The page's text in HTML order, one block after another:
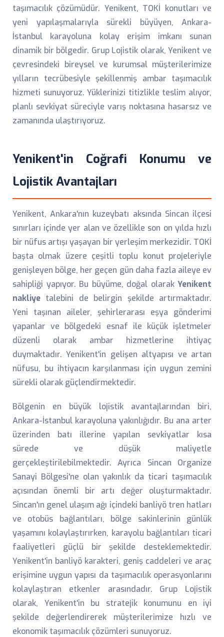
taşımacılık çözümüdür. Yenikent, TOKİ konutları ve
yeni yapılaşmalarıyla sürekli büyüyen, Ankara-
İstanbul karayoluna kolay erişim imkanı sunan
dinamik bir bölgedir. Grup Lojistik olarak, Yenikent ve
çevresindeki bireysel ve kurumsal müşterilerimize
yılların tecrübesiyle şekillenmiş ambar taşımacılık
hizmeti sunuyoruz. Yüklerinizi titizlikle teslim alıyor,
planlı sevkiyat süreciyle varış noktasına hasarsız ve
zamanında ulaştırıyoruz.
Yenikent'in Coğrafi Konumu ve
Lojistik Avantajları
Yenikent, Ankara'nın kuzeybatı aksında Sincan ilçesi
sınırları içinde yer alan ve özellikle son on yılda hızlı
bir nüfus artışı yaşayan bir yerleşim merkezidir. TOKİ
başta olmak üzere çeşitli toplu konut projeleriyle
genişleyen bölge, her geçen gün daha fazla aileye ev
sahipliği yapıyor. Bu büyüme, doğal olarak Yenikent
nakliye talebini de belirgin şekilde artırmaktadır.
Yeni taşınan aileler, şehirlerarası eşya gönderimi
yapanlar ve bölgedeki esnaf ile küçük işletmeler
düzenli olarak ambar hizmetlerine ihtiyaç
duymaktadır. Yenikent'in gelişen altyapısı ve artan
nüfusu, bu ihtiyacın karşılanması için uygun zemini
sürekli olarak güçlendirmektedir.
Bölgenin en büyük lojistik avantajlarından biri,
Ankara-İstanbul karayoluna yakınlığıdır. Bu ana arter
üzerinden batı illerine yapılan sevkiyatlar kısa
sürede ve düşük maliyetle
gerçekleştirilebilmektedir. Ayrıca Sincan Organize
Sanayi Bölgesi'ne olan yakınlık da ticari taşımacılık
açısından önemli bir artı değer oluşturmaktadır.
Sincan'ın genel ulaşım ağı içindeki banliyö tren hatları
ve otobüs bağlantıları, bölge sakinlerinin günlük
yaşamını kolaylaştırırken, karayolu bağlantıları ticari
faaliyetleri güçlü bir şekilde desteklemektedir.
Yenikent'in banliyö karakteri, geniş caddeleri ve araç
erişimine uygun yapısı da taşımacılık operasyonlarını
kolaylaştıran etkenler arasındadır. Grup Lojistik
olarak, Yenikent'in bu stratejik konumunu en iyi
şekilde değerlendirerek müşterilerimize hızlı ve
ekonomik taşımacılık çözümleri sunuyoruz.